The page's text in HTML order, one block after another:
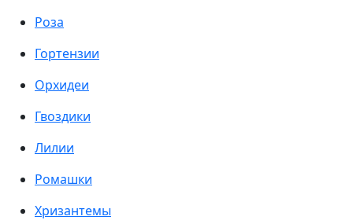
Роза
Гортензии
Орхидеи
Гвоздики
Лилии
Ромашки
Хризантемы